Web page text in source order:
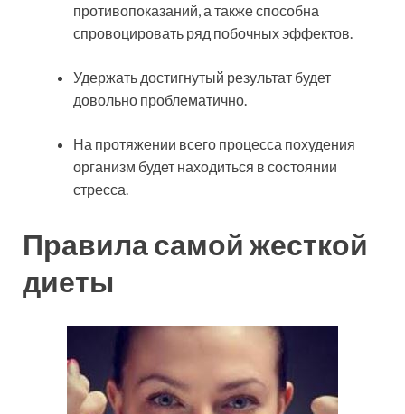
противопоказаний, а также способна
спровоцировать ряд побочных эффектов.
Удержать достигнутый результат будет
довольно проблематично.
На протяжении всего процесса похудения
организм будет находиться в состоянии
стресса.
Правила самой жесткой
диеты